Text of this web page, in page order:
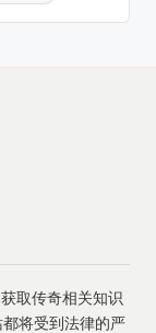
取传奇相关知识
将受到法律的严